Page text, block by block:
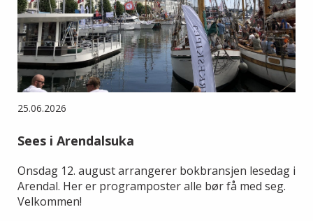
25.06.2026
Sees i Arendalsuka
Onsdag 12. august arrangerer bokbransjen lesedag i
Arendal. Her er programposter alle bør få med seg.
Velkommen!